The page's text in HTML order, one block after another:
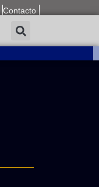
Contacto